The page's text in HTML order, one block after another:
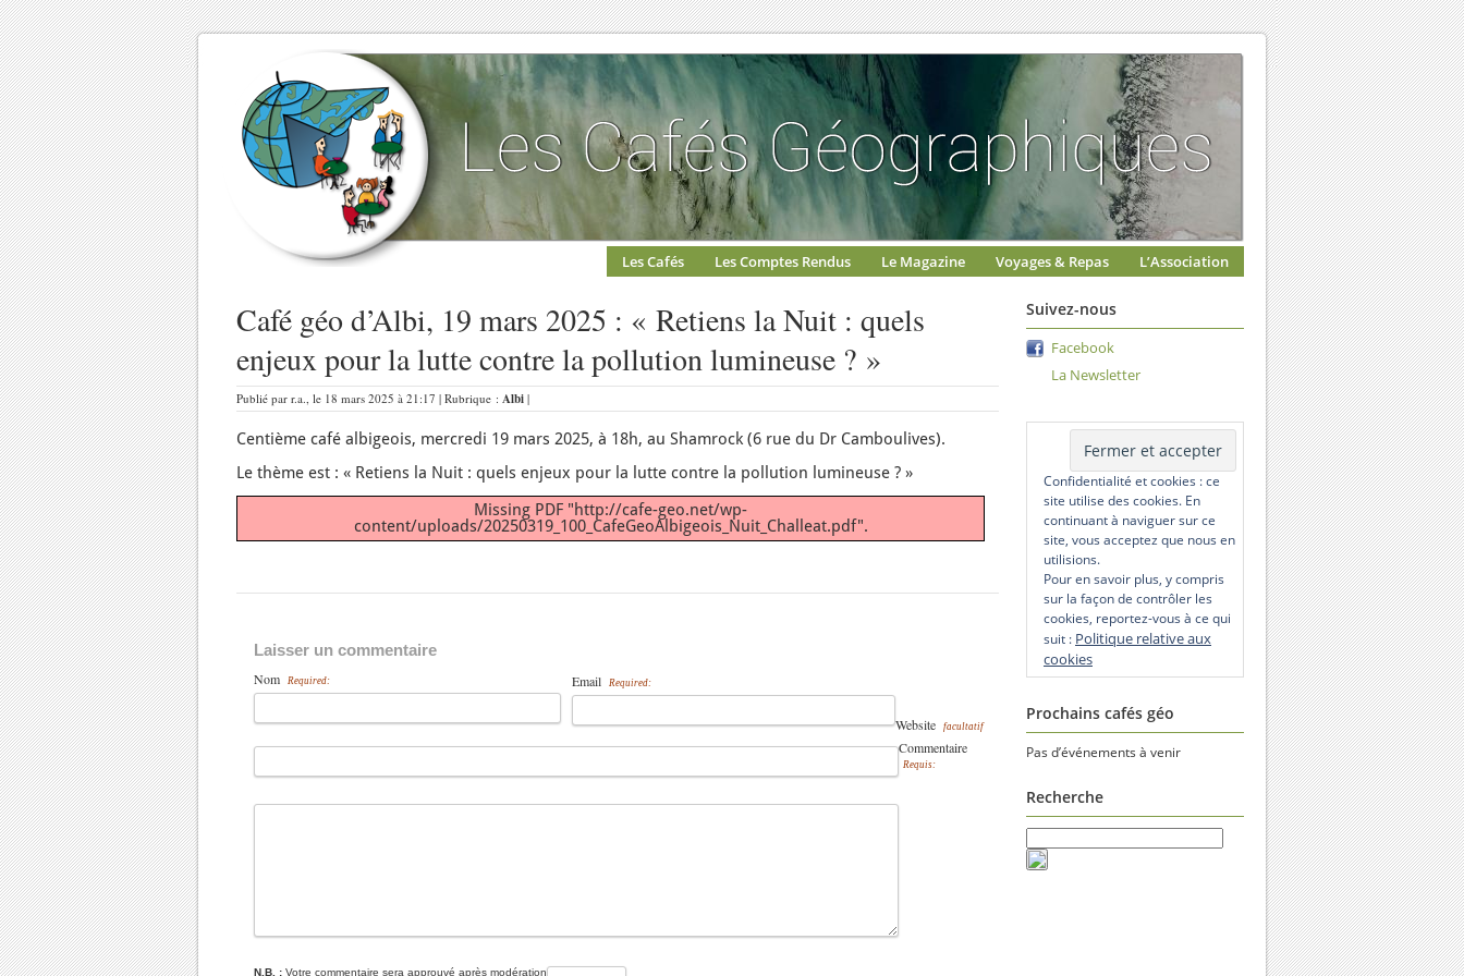
Les Cafés Les Comptes Rendus Le Magazine Voyages & Repas L’Association
Café géo d’Albi, 19 mars 2025 : « Retiens la Nuit : quels
enjeux pour la lutte contre la pollution lumineuse ? »
Publié par r.a., le 18 mars 2025 à 21:17 | Rubrique : Albi |
Centième café albigeois, mercredi 19 mars 2025, à 18h, au Shamrock (6 rue du Dr Camboulives).
Le thème est : « Retiens la Nuit : quels enjeux pour la lutte contre la pollution lumineuse ? »
Missing PDF "http://cafe-geo.net/wp-
content/uploads/20250319_100_CafeGeoAlbigeois_Nuit_Challeat.pdf".
Laisser un commentaire
Nom Required: Email Required:
Website facultatif
Commentaire
Requis:
N.B. : Votre commentaire sera approuvé après modération
Suivez-nous
Facebook
La Newsletter
Confidentialité et cookies : ce
site utilise des cookies. En
continuant à naviguer sur ce
site, vous acceptez que nous en
utilisions.
Pour en savoir plus, y compris
sur la façon de contrôler les
cookies, reportez-vous à ce qui
suit : Politique relative aux
cookies
Prochains cafés géo
Pas d’événements à venir
Recherche